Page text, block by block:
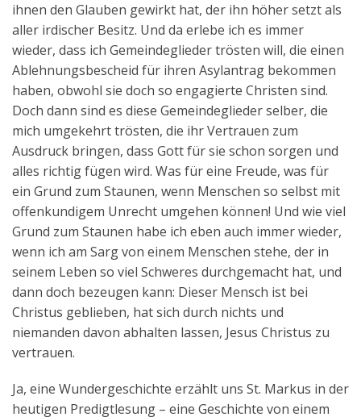
ihnen den Glauben gewirkt hat, der ihn höher setzt als
aller irdischer Besitz. Und da erlebe ich es immer
wieder, dass ich Gemeindeglieder trösten will, die einen
Ablehnungsbescheid für ihren Asylantrag bekommen
haben, obwohl sie doch so engagierte Christen sind.
Doch dann sind es diese Gemeindeglieder selber, die
mich umgekehrt trösten, die ihr Vertrauen zum
Ausdruck bringen, dass Gott für sie schon sorgen und
alles richtig fügen wird. Was für eine Freude, was für
ein Grund zum Staunen, wenn Menschen so selbst mit
offenkundigem Unrecht umgehen können! Und wie viel
Grund zum Staunen habe ich eben auch immer wieder,
wenn ich am Sarg von einem Menschen stehe, der in
seinem Leben so viel Schweres durchgemacht hat, und
dann doch bezeugen kann: Dieser Mensch ist bei
Christus geblieben, hat sich durch nichts und
niemanden davon abhalten lassen, Jesus Christus zu
vertrauen.
Ja, eine Wundergeschichte erzählt uns St. Markus in der
heutigen Predigtlesung – eine Geschichte von einem